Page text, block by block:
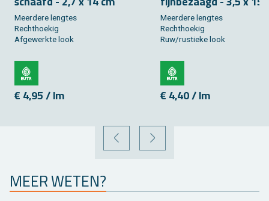
Meer­de­re leng­tes
Recht­hoe­kig
Af­ge­werk­te look
€ 4,95 / lm
Meer­de­re leng­tes
Recht­hoe­kig
Ruw/rus­tie­ke look
€ 4,40 / lm
VORIGE VOLGENDE
MEER WETEN?